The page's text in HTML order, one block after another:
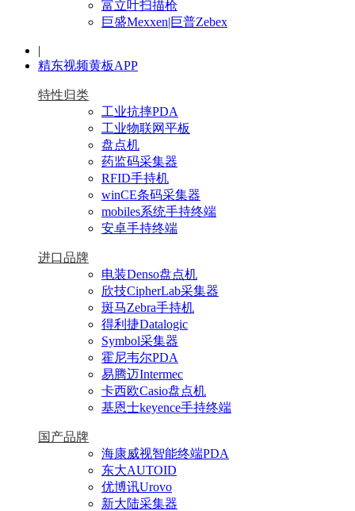
富立叶扫描枪
巨盛Mexxen|巨普Zebex
|
精东视频黄板APP
特性归类
工业抗摔PDA
工业物联网平板
盘点机
药监码采集器
RFID手持机
winCE条码采集器
mobiles系统手持终端
安卓手持终端
进口品牌
电装Denso盘点机
欣技CipherLab采集器
斑马Zebra手持机
得利捷Datalogic
Symbol采集器
霍尼韦尔PDA
易腾迈Intermec
卡西欧Casio盘点机
基恩士keyence手持终端
国产品牌
海康威视智能终端PDA
东大AUTOID
优博讯Urovo
新大陆采集器